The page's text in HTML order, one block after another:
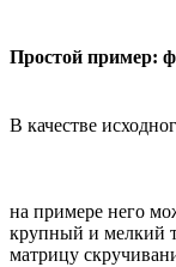
Простой пример:
В качестве
на примере него
крупный и мелкий
матрицу